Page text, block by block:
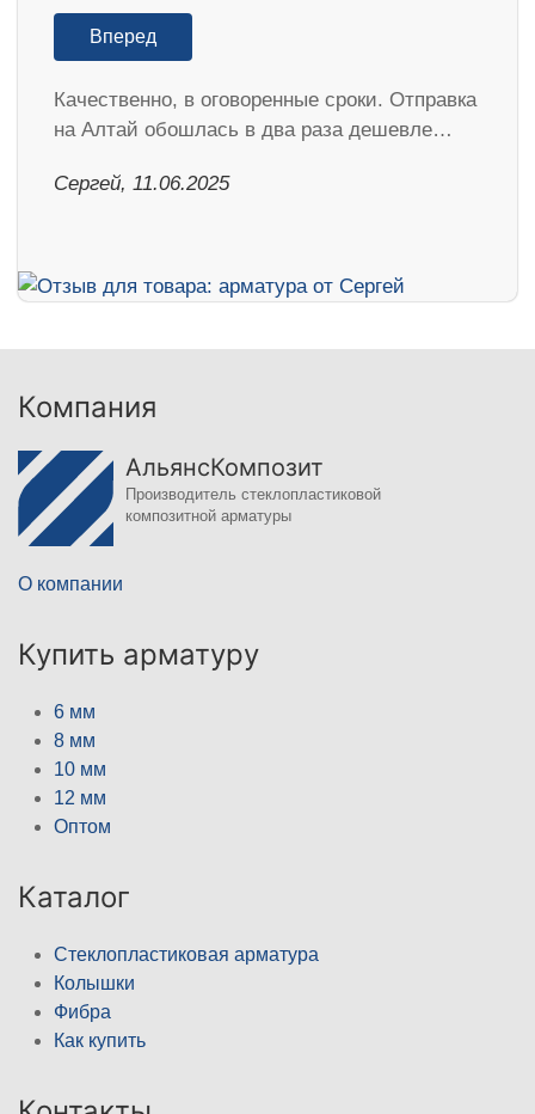
Вперед
Качественно, в оговоренные сроки. Отправка
на Алтай обошлась в два раза дешевле…
Сергей, 11.06.2025
Компания
АльянсКомпозит
Производитель стеклопластиковой
композитной арматуры
О компании
Купить арматуру
6 мм
8 мм
10 мм
12 мм
Оптом
Каталог
Стеклопластиковая арматура
Колышки
Фибра
Как купить